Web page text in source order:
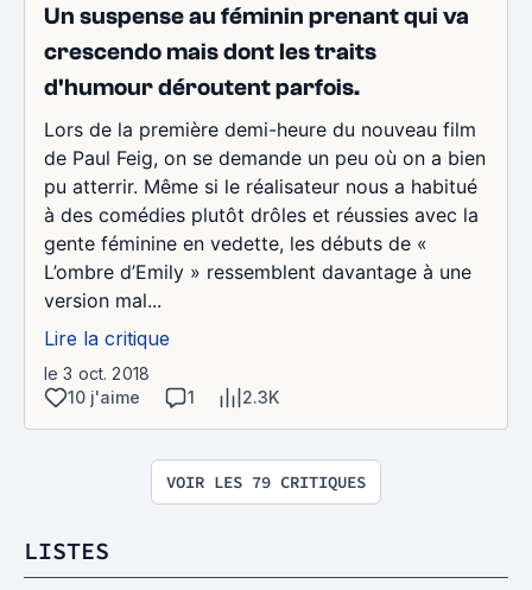
Un suspense au féminin prenant qui va
crescendo mais dont les traits
d'humour déroutent parfois.
Lors de la première demi-heure du nouveau film
de Paul Feig, on se demande un peu où on a bien
pu atterrir. Même si le réalisateur nous a habitué
à des comédies plutôt drôles et réussies avec la
gente féminine en vedette, les débuts de «
L’ombre d’Emily » ressemblent davantage à une
version mal...
Lire la critique
le 3 oct. 2018
10 j'aime
1 2.3K
VOIR LES 79 CRITIQUES
LISTES